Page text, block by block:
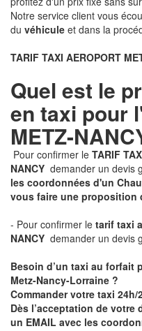
Notre service client vous
du véhicule et dans la
TARIF TAXI AEROPORT
Quel est le
en taxi pour
METZ-
Pour confirmer le TARIF
NANCY demander un devis
les coordonnées d'un
vous faire une proposition
- Pour confirmer le tarif taxi
NANCY demander un devis
Besoin d’un taxi au forfait
Metz-Nancy-Lorraine ?
Commander votre taxi 24h/
Dès l’acceptation de votre
un EMAIL avec les